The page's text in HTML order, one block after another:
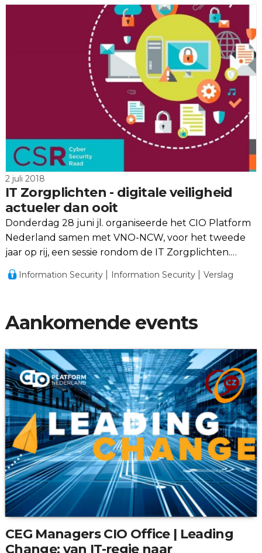
2 juli 2018
IT Zorgplichten - digitale veiligheid
actueler dan ooit
Donderdag 28 juni jl. organiseerde het CIO Platform
Nederland samen met VNO-NCW, voor het tweede
jaar op rij, een sessie rondom de IT Zorgplichten.
Anno 2018 kunnen we stellen dat de meest
prangende voorbeelden met de AVG-implementatie
Information Security Information Security Verslag
Aankomende events
CEG Managers CIO Office | Leading
Change: van IT-regie naar